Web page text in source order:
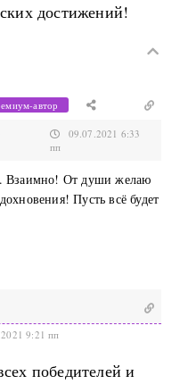
достижений!
автор
09.07.2021 6:33
пп
Взаимно! От души желаю
Пусть всё будет
9:21 пп
победителей и